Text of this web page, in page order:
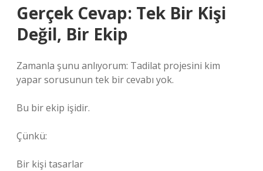
Gerçek Cevap: Tek Bir Kişi
Değil, Bir Ekip
Zamanla şunu anlıyorum: Tadilat projesini kim
yapar sorusunun tek bir cevabı yok.
Bu bir ekip işidir.
Çünkü:
Bir kişi tasarlar